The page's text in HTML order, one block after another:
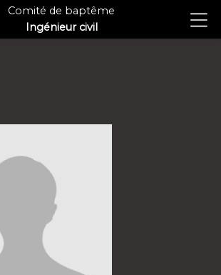
Comité de baptême
Ingénieur civil